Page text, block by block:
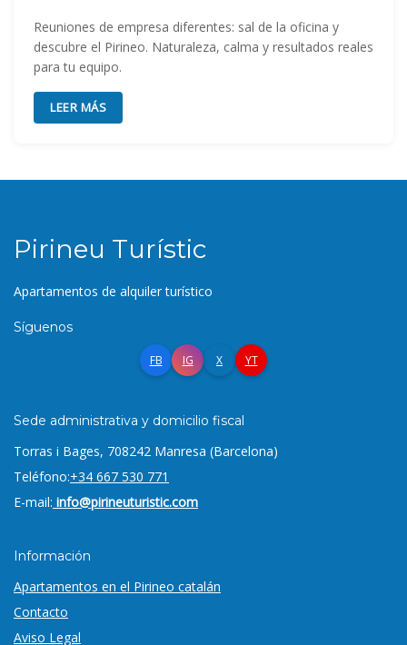
Reuniones de empresa diferentes: sal de la oficina y
descubre el Pirineo. Naturaleza, calma y resultados reales
para tu equipo.
LEER MÁS
Pirineu Turístic
Apartamentos de alquiler turístico
Síguenos
FB IG X YT
Sede administrativa y domicilio fiscal
Torras i Bages, 708242 Manresa (Barcelona)
Teléfono:+34 667 530 771
E-mail: info@pirineuturistic.com
Información
Apartamentos en el Pirineo catalán
Contacto
Aviso Legal